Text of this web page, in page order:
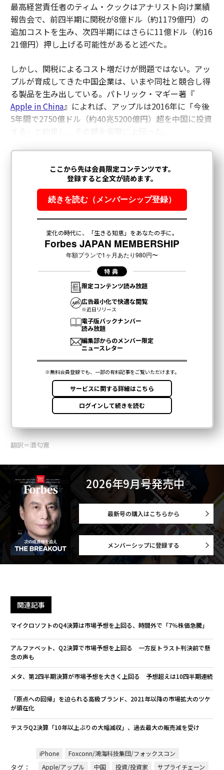
最高経営責任者のティム・クックはアナリスト向け業績
報告会で、前四半期に関税が8億ドル（約1179億円）の
追加コストを生み、次四半期にはさらに11億ドル（約16
21億円）押し上げる可能性があると述べた。
しかし、関税によるコスト増だけが問題ではない。アッ
プルが育成してきた中国企業は、いまや同社と競合し得
る製品を生み出している。パトリック・マギー著『
Apple in China』によれば、アップルは2016年に「今後
5年間で2750億ドル（約40兆5200億円）超を中国に投資
翻訳＝酒匂寛
2026年9月号発売中
最新号の購入はこちらから
メンバーシップに登録する
関連記事
マイクロソフトのQ4決算は市場予想を上回る、時間外で「7％株価急騰」
アルファベット、Q2決算で市場予想を上回る 一方反トラスト判決前で懸
念の声も
メタ、第2四半期決算が市場予想を大きく上回る 予想超えは10四半期連続
「原点への回帰」を迫られる高級ブランド、2021年以降の市場拡大のツケ
が顕在化
テスラQ2決算「10年以上ぶりの大幅減収」、過去最大の販売減を受け
タグ：
iPhone
Foxconn/鴻海科技集団/フォックスコン
Apple/アップル
中国 投資/投資家 サプライチェーン